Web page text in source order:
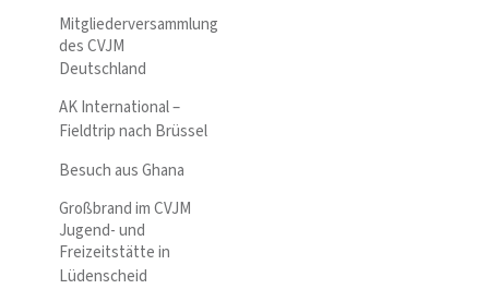
Mitgliederversammlung
des CVJM
Deutschland
AK International –
Fieldtrip nach Brüssel
Besuch aus Ghana
Großbrand im CVJM
Jugend- und
Freizeitstätte in
Lüdenscheid